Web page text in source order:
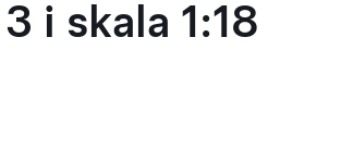
i skala 1:18